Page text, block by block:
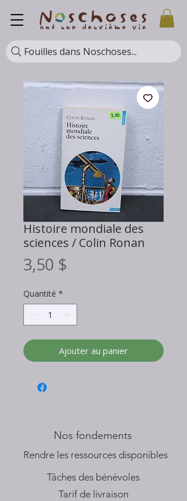
Fouilles dans Noschoses...
Histoire mondiale des
sciences / Colin Ronan
3,50 $
Quantité *
Ajouter au panier
Nos fondements
​Rendre les ressources disponibles
Tâches des bénévoles
Tarif de livraison